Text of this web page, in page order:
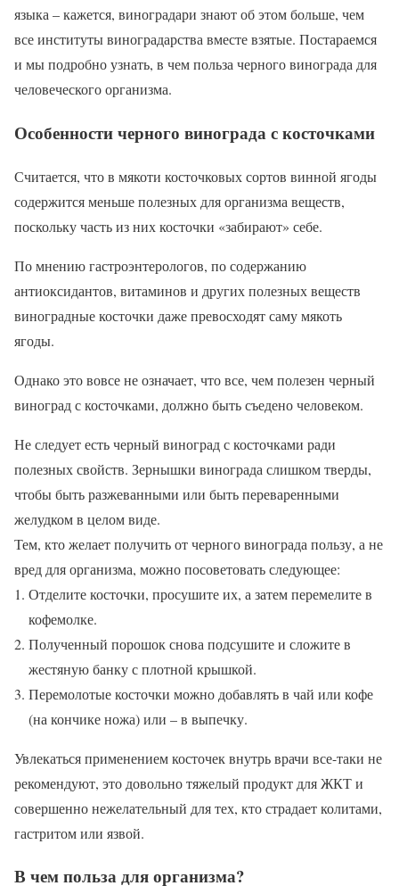
языка – кажется, виноградари знают об этом больше, чем
все институты виноградарства вместе взятые. Постараемся
и мы подробно узнать, в чем польза черного винограда для
человеческого организма.
Особенности черного винограда с косточками
Считается, что в мякоти косточковых сортов винной ягоды
содержится меньше полезных для организма веществ,
поскольку часть из них косточки «забирают» себе.
По мнению гастроэнтерологов, по содержанию
антиоксидантов, витаминов и других полезных веществ
виноградные косточки даже превосходят саму мякоть
ягоды.
Однако это вовсе не означает, что все, чем полезен черный
виноград с косточками, должно быть съедено человеком.
Не следует есть черный виноград с косточками ради
полезных свойств. Зернышки винограда слишком тверды,
чтобы быть разжеванными или быть переваренными
желудком в целом виде.
Тем, кто желает получить от черного винограда пользу, а не
вред для организма, можно посоветовать следующее:
Отделите косточки, просушите их, а затем перемелите в
кофемолке.
Полученный порошок снова подсушите и сложите в
жестяную банку с плотной крышкой.
Перемолотые косточки можно добавлять в чай или кофе
(на кончике ножа) или – в выпечку.
Увлекаться применением косточек внутрь врачи все-таки не
рекомендуют, это довольно тяжелый продукт для ЖКТ и
совершенно нежелательный для тех, кто страдает колитами,
гастритом или язвой.
В чем польза для организма?